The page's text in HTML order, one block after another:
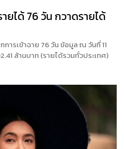
ยได้ 76 วัน กวาดรายได้
ารเข้าฉาย 76 วัน ข้อมูล ณ วันที่ 11
ล้านบาท (รายได้รวมทั่วประเทศ)